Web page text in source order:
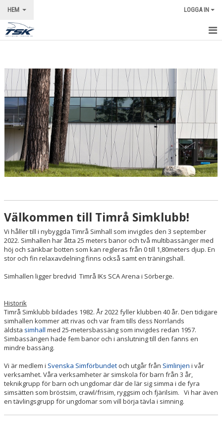
HEM LOGGA IN
NYHETER
VÅRA LEDARE
KALENDER
OM KLUBBEN
KONTAKT
Välkommen till Timrå Simklubb!
Vi håller till i nybyggda Timrå Simhall som invigdes den 3 september
2022. Simhallen har åtta 25 meters banor och två multibassänger med
höj och sänkbar botten som kan regleras från 0 till 1,80meters djup. En
stor och fin relaxavdelning finns också samt en träningshall.
Simhallen ligger bredvid Timrå IKs SCA Arena i Sörberge.
Historik
Timrå Simklubb bildades 1982. År 2022 fyller klubben 40 år. Den tidigare
simhallen kommer att rivas och var fram tills dess Norrlands
äldsta simhall med 25-metersbassäng som invigdes redan 1957.
Simbassängen hade fem banor och i anslutning till den fanns en
mindre bassäng.
Vi är medlem i Svenska Simförbundet och utgår från Simlinjen i vår
verksamhet. Våra verksamheter är simskola för barn från 3 år,
teknikgrupp för barn och ungdomar där de lär sig simma i de fyra
simsätten som bröstsim, crawl/frisim, ryggsim och fjärilsim. Vi har även
en tävlingsgrupp för ungdomar som vill börja tävla i simning.